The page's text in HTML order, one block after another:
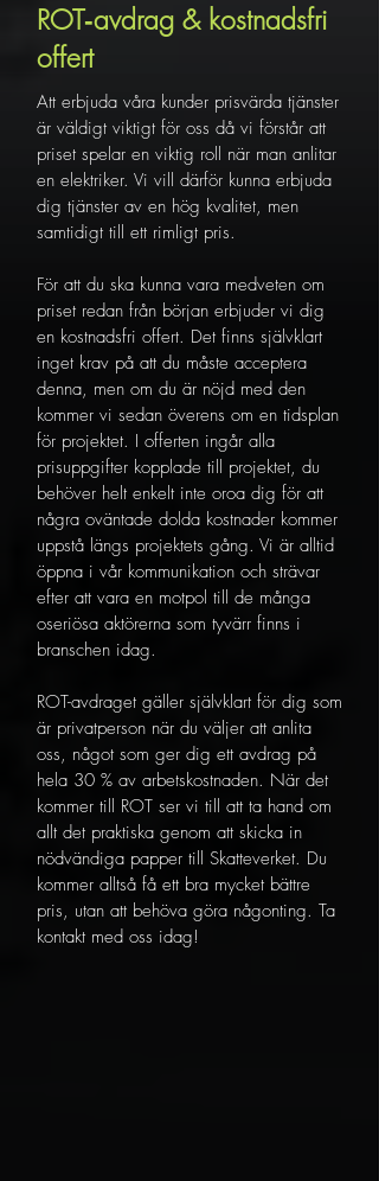
ROT‑avdrag & kostnadsfri
offert
Att erbjuda våra kunder prisvärda tjänster
är väldigt viktigt för oss då vi förstår att
priset spelar en viktig roll när man anlitar
en elektriker. Vi vill därför kunna erbjuda
dig tjänster av en hög kvalitet, men
samtidigt till ett rimligt pris.
För att du ska kunna vara medveten om
priset redan från början erbjuder vi dig
en kostnadsfri offert. Det finns självklart
inget krav på att du måste acceptera
denna, men om du är nöjd med den
kommer vi sedan överens om en tidsplan
för projektet. I offerten ingår alla
prisuppgifter kopplade till projektet, du
behöver helt enkelt inte oroa dig för att
några oväntade dolda kostnader kommer
uppstå längs projektets gång. Vi är alltid
öppna i vår kommunikation och strävar
efter att vara en motpol till de många
oseriösa aktörerna som tyvärr finns i
branschen idag.
ROT-avdraget gäller självklart för dig som
är privatperson när du väljer att anlita
oss, något som ger dig ett avdrag på
hela 30 % av arbetskostnaden. När det
kommer till ROT ser vi till att ta hand om
allt det praktiska genom att skicka in
nödvändiga papper till Skatteverket. Du
kommer alltså få ett bra mycket bättre
pris, utan att behöva göra någonting. Ta
kontakt med oss idag!